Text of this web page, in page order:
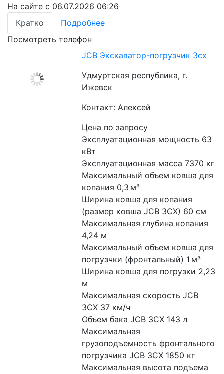
На сайте с 06.07.2026 06:26
Кратко
Подробнее
Посмотреть телефон
JCB Экскаватор-погрузчик 3cx
Удмуртская республика, г.
Ижевск
Контакт: Алексей
Цена по запросу
Эксплуатационная мощность 63
кВт
Эксплуатационная масса 7370 кг
Максимальный объем ковша для
копания 0,3 м³
Ширина ковша для копания
(размер ковша JCB 3CX) 60 см
Максимальная глубина копания
4,24 м
Максимальный объем ковша для
погрузчки (фронтальный) 1 м³
Ширина ковша для погрузки 2,23
м
Максимальная скорость JCB
3CX 37 км/ч
Объем бака JCB 3CX 143 л
Максимальная
грузоподъемность фронтального
погрузчика JCB 3CX 1850 кг
Максимальная высота подъема